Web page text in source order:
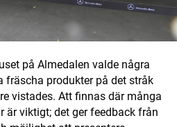
Annonsera
Om Motorbranschen
Kontakt
Nyhetsbrev
på Almedalen valde några
produkter på det stråk
vistades. Att finnas där många
är viktigt; det ger feedback från